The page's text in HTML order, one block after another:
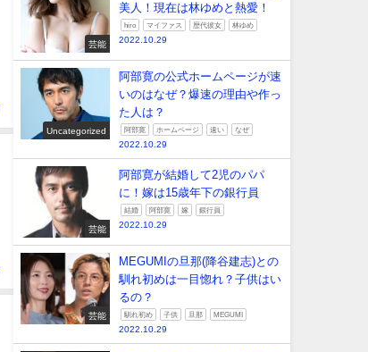
芸能
美人！現在は林ゆめと熱愛！
hiro マイファス 歴代彼女 林ゆめ
2022.10.29
Uncategorized
阿部寛の公式ホームページが速
いのはなぜ？爆速の理由や作っ
た人は？
阿部寛 ホームページ 速い なぜ
2022.10.29
芸能
阿部寛が結婚して2児のパパ
に！嫁は15歳年下の銀行員
結婚 阿部寛 嫁 銀行員
2022.10.29
芸能
MEGUMIの旦那(降谷建志)との
馴れ初めは一目惚れ？子供はい
るの？
馴れ初め 子供 旦那 MEGUMI
2022.10.29